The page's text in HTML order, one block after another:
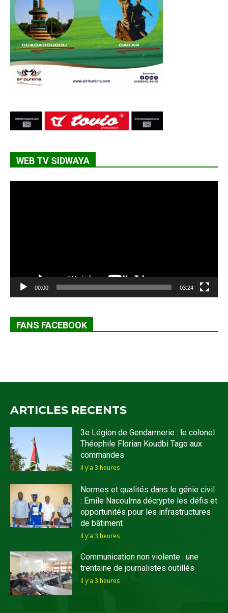
WEB TV SIDWAYA
00:00 03:24
FANS FACEBOOK
ARTICLES RECENTS
3e Légion de Gendarmerie : le colonel
Théophile Florian Koudbi Tago aux
commandes
il y'a 3 heures
Normes et qualités dans le génie civil
: Emile Nacoulma décrypte les défis et
opportunités pour les infrastructures
de bâtiment
il y'a 3 heures
Communication non violente : une
trentaine de journalistes outillés
il y'a 3 heures